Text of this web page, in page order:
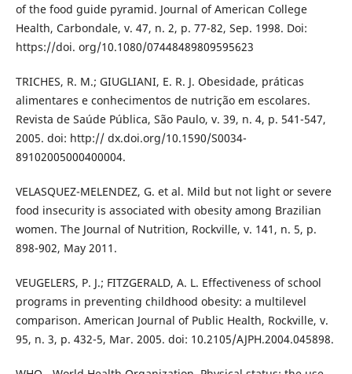
of the food guide pyramid. Journal of American College
Health, Carbondale, v. 47, n. 2, p. 77-82, Sep. 1998. Doi:
https://doi. org/10.1080/07448489809595623
TRICHES, R. M.; GIUGLIANI, E. R. J. Obesidade, práticas
alimentares e conhecimentos de nutrição em escolares.
Revista de Saúde Pública, São Paulo, v. 39, n. 4, p. 541-547,
2005. doi: http:// dx.doi.org/10.1590/S0034-
89102005000400004.
VELASQUEZ-MELENDEZ, G. et al. Mild but not light or severe
food insecurity is associated with obesity among Brazilian
women. The Journal of Nutrition, Rockville, v. 141, n. 5, p.
898-902, May 2011.
VEUGELERS, P. J.; FITZGERALD, A. L. Effectiveness of school
programs in preventing childhood obesity: a multilevel
comparison. American Journal of Public Health, Rockville, v.
95, n. 3, p. 432-5, Mar. 2005. doi: 10.2105/AJPH.2004.045898.